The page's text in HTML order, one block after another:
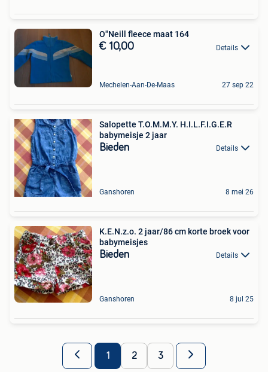
O"Neill fleece maat 164
€ 10,00 Details
Mechelen-Aan-De-Maas 27 sep 22
Salopette T.O.M.M.Y. H.I.L.F.I.G.E.R
babymeisje 2 jaar
Bieden Details
Ganshoren 8 mei 26
K.E.N.z.o. 2 jaar/86 cm korte broek voor
babymeisjes
Bieden Details
Ganshoren 8 jul 25
1 2 3